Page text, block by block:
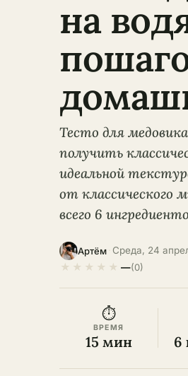
на
Тесто для
получить
идеальной
от
всего 6
Артём Среда, 24
★ ★ ★ ★ ★ —(0)
⏱
ВРЕМЯ
15 мин 6